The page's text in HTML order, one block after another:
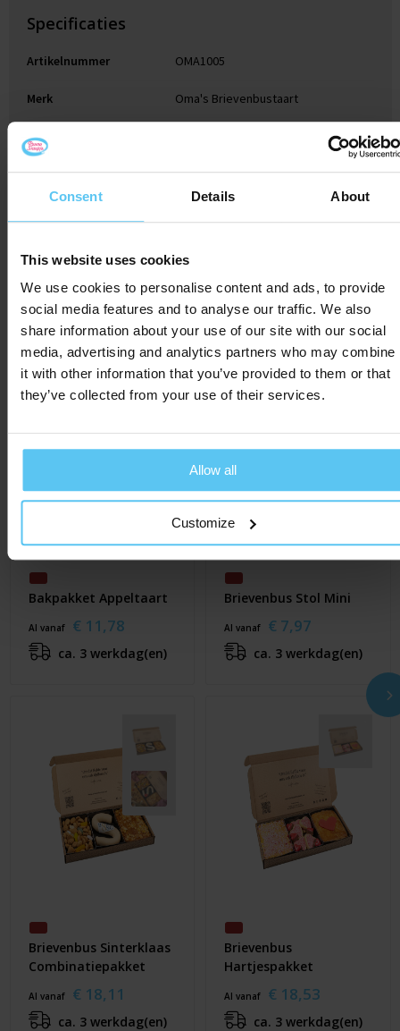
Consent Details About
This website uses cookies
We use cookies to personalise content and ads, to provide
social media features and to analyse our traffic. We also
share information about your use of our site with our social
media, advertising and analytics partners who may combine
it with other information that you’ve provided to them or that
they’ve collected from your use of their services.
Allow all
Customize
Specificaties
Artikelnummer OMA1005
Merk Oma's Brievenbustaart
Kleur
Afmeting 16 x 30 x 3 cm
Gerelateerde producten
Bakpakket Appeltaart
Al vanaf € 11,78
ca. 3 werkdag(en)
Brievenbus Stol Mini
Al vanaf € 7,97
ca. 3 werkdag(en)
Brievenbus Sinterklaas
Combinatiepakket
Al vanaf € 18,11
ca. 3 werkdag(en)
Brievenbus
Hartjespakket
Al vanaf € 18,53
ca. 3 werkdag(en)